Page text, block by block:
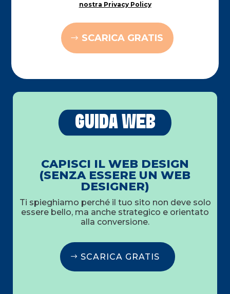
nostra Privacy Policy
SCARICA GRATIS
GUIDA WEB
CAPISCI IL WEB DESIGN
(SENZA ESSERE UN WEB
DESIGNER)
Ti spieghiamo perché il tuo sito non deve solo
essere bello, ma anche strategico e orientato
alla conversione.
SCARICA GRATIS